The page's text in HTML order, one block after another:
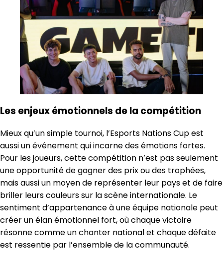
Les enjeux émotionnels de la compétition
Mieux qu’un simple tournoi, l’Esports Nations Cup est
aussi un événement qui incarne des émotions fortes.
Pour les joueurs, cette compétition n’est pas seulement
une opportunité de gagner des prix ou des trophées,
mais aussi un moyen de représenter leur pays et de faire
briller leurs couleurs sur la scène internationale. Le
sentiment d’appartenance à une équipe nationale peut
créer un élan émotionnel fort, où chaque victoire
résonne comme un chanter national et chaque défaite
est ressentie par l’ensemble de la communauté.